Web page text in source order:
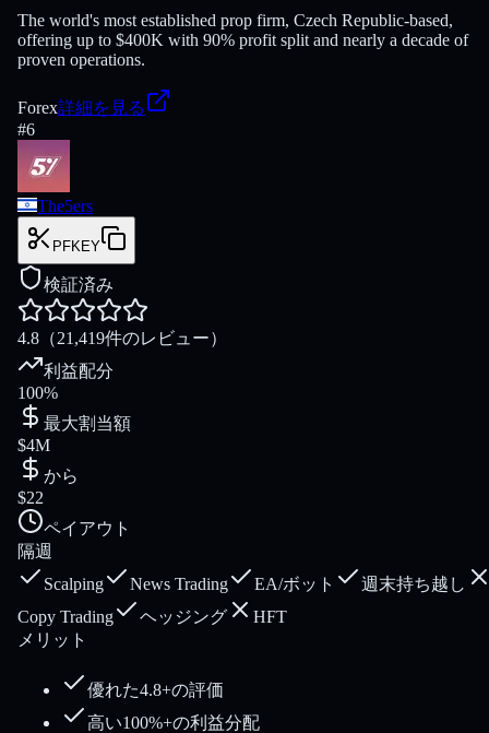
The world's most established prop firm, Czech Republic-based,
offering up to $400K with 90% profit split and nearly a decade of
proven operations.
Forex詳細を見る
#6
The5ers
PFKEY
検証済み
4.8 （21,419件のレビュー）
利益配分
100%
最大割当額
$4M
から
$22
ペイアウト
隔週
Scalping
News Trading EA/ボット
週末持ち越し
Copy Trading
ヘッジング
HFT
メリット
優れた4.8+の評価
高い100%+の利益分配